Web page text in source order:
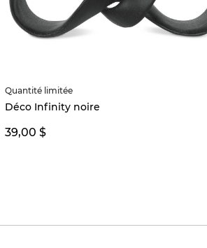
Quantité limitée
Déco Infinity noire
39,00 $